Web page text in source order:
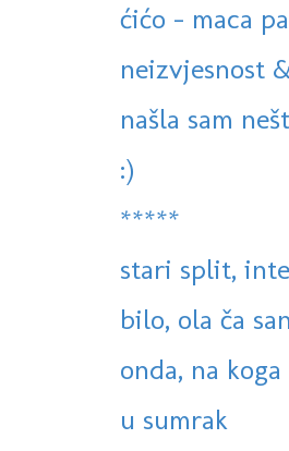
ćićo - maca
neizvjesnost
našla sam
:)
*****
stari split,
bilo, ola ča
onda, na
u sumrak